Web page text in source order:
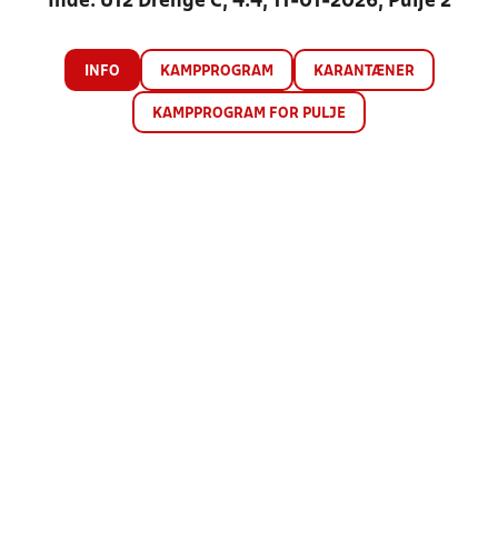
INFO KAMPPROGRAM KARANTÆNER
KAMPPROGRAM FOR PULJE